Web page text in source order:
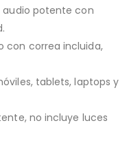
audio potente con
con correa incluida,
tablets, laptops y
no incluye luces